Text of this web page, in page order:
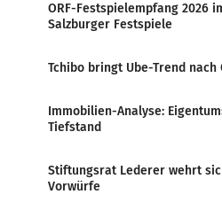
ORF-Festspielempfang 2026
Salzburger Festspiele
Tchibo bringt Ube-Trend
Immobilien-Analyse:
Tiefstand
Stiftungsrat Lederer wehrt
Vorwürfe